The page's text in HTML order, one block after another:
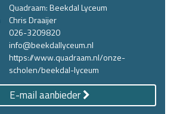
Quadraam: Beekdal Lyceum
Chris Draaijer
026-3209820
info@beekdallyceum.nl
https://www.quadraam.nl/onze-
scholen/beekdal-lyceum
E-mail aanbieder